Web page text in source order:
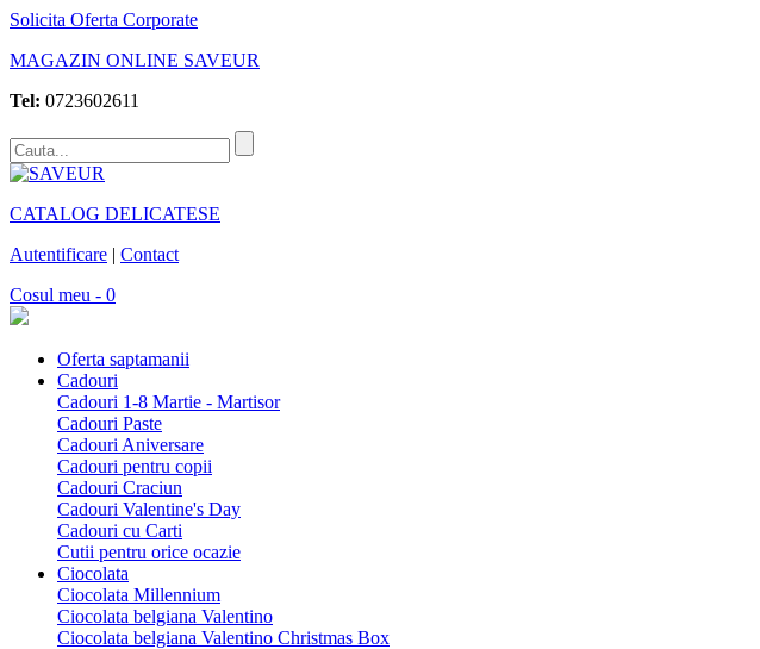
Solicita Oferta Corporate
MAGAZIN ONLINE SAVEUR
Tel: 0723602611
CATALOG DELICATESE
Autentificare | Contact
Cosul meu - 0
Oferta saptamanii
Cadouri
Cadouri 1-8 Martie - Martisor
Cadouri Paste
Cadouri Aniversare
Cadouri pentru copii
Cadouri Craciun
Cadouri Valentine's Day
Cadouri cu Carti
Cutii pentru orice ocazie
Ciocolata
Ciocolata Millennium
Ciocolata belgiana Valentino
Ciocolata belgiana Valentino Christmas Box